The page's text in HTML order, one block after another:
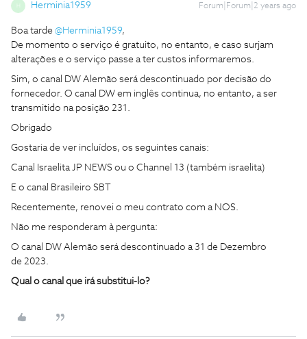
Herminia1959 Forum|Forum|2 years ago
Boa tarde @Herminia1959,
De momento o serviço é gratuito, no entanto, e caso surjam
alterações e o serviço passe a ter custos informaremos.
Sim, o canal DW Alemão será descontinuado por decisão do
fornecedor. O canal DW em inglês continua, no entanto, a ser
transmitido na posição 231.
Obrigado
Gostaria de ver incluídos, os seguintes canais:
Canal Israelita JP NEWS ou o Channel 13 (também israelita)
E o canal Brasileiro SBT
Recentemente, renovei o meu contrato com a NOS.
Não me responderam à pergunta:
O canal DW Alemão será descontinuado a 31 de Dezembro
de 2023.
Qual o canal que irá substitui-lo?